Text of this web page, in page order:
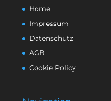
Home
Impressum
Datenschutz
AGB
Cookie Policy